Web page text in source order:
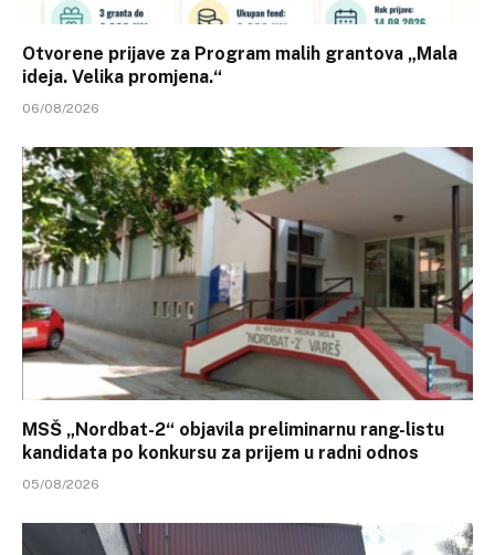
Otvorene prijave za Program malih grantova „Mala
ideja. Velika promjena.“
06/08/2026
MSŠ „Nordbat-2“ objavila preliminarnu rang-listu
kandidata po konkursu za prijem u radni odnos
05/08/2026